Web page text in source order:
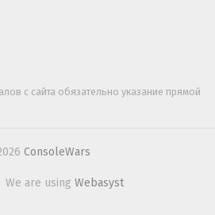
с сайта обязательно указание прямой
ConsoleWars
We are using Webasyst